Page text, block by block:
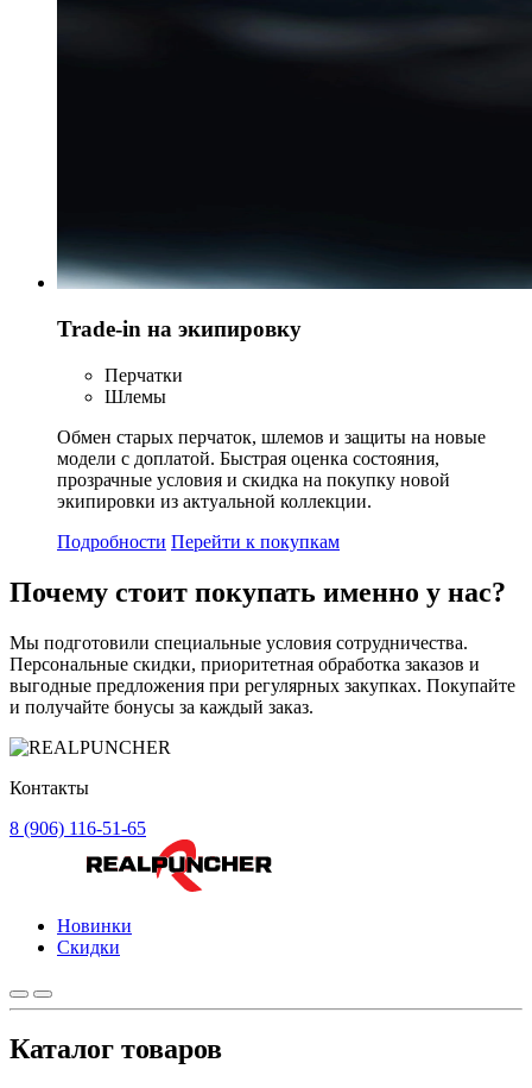
Trade-in на экипировку
Перчатки
Шлемы
Обмен старых перчаток, шлемов и защиты на новые
модели с доплатой. Быстрая оценка состояния,
прозрачные условия и скидка на покупку новой
экипировки из актуальной коллекции.
Подробности Перейти к покупкам
Почему стоит покупать именно у нас?
Мы подготовили специальные условия сотрудничества.
Персональные скидки, приоритетная обработка заказов и
выгодные предложения при регулярных закупках. Покупайте
и получайте бонусы за каждый заказ.
Контакты
8 (906) 116-51-65
Новинки
Скидки
Каталог товаров